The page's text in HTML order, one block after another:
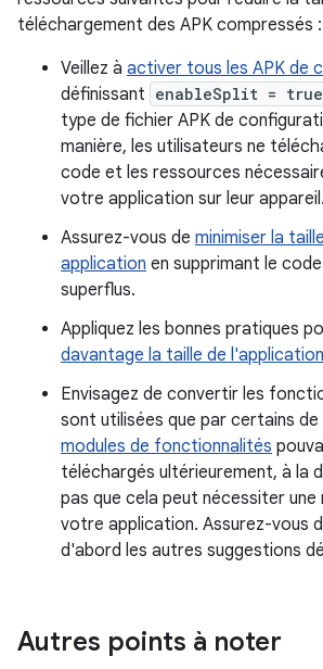
téléchargement des APK compressés :
Veillez à activer tous les APK de
définissant enableSplit = true
type de fichier APK de
manière, les utilisateurs ne
code et les ressources
votre application sur leur appareil.
Assurez-vous de minimiser la
application en supprimant le
superflus.
Appliquez les bonnes pratiques
davantage la taille de l'application
Envisagez de convertir les
sont utilisées que par certains
modules de fonctionnalités
téléchargés ultérieurement, à la
pas que cela peut nécessiter
votre application. Assurez-vous
d'abord les autres suggestions
Autres points à noter